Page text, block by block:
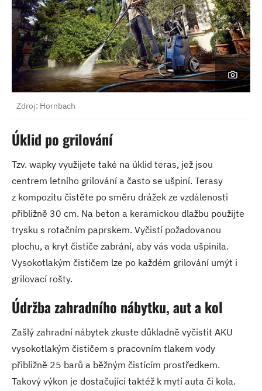
Zdroj: Hornbach
Úklid po grilování
Tzv. wapky využijete také na úklid teras, jež jsou
centrem letního grilování a často se ušpiní. Terasy
z kompozitu čistěte po směru drážek ze vzdálenosti
přibližně 30 cm. Na beton a keramickou dlažbu použijte
trysku s rotačním paprskem. Vyčistí požadovanou
plochu, a kryt čističe zabrání, aby vás voda ušpinila.
Vysokotlakým čističem lze po každém grilování umýt i
grilovací rošty.
Údržba zahradního nábytku, aut a kol
Zašlý zahradní nábytek zkuste důkladně vyčistit AKU
vysokotlakým čističem s pracovním tlakem vody
přibližně 25 barů a běžným čistícím prostředkem.
Takový výkon je dostačující taktéž k mytí auta či kola.